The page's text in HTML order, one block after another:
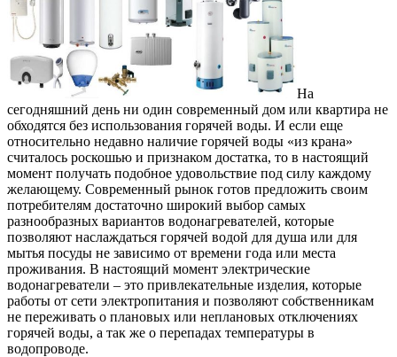
На
сегодняшний день ни один современный дом или квартира не
обходятся без использования горячей воды. И если еще
относительно недавно наличие горячей воды «из крана»
считалось роскошью и признаком достатка, то в настоящий
момент получать подобное удовольствие под силу каждому
желающему. Современный рынок готов предложить своим
потребителям достаточно широкий выбор самых
разнообразных вариантов водонагревателей, которые
позволяют наслаждаться горячей водой для душа или для
мытья посуды не зависимо от времени года или места
проживания. В настоящий момент электрические
водонагреватели – это привлекательные изделия, которые
работы от сети электропитания и позволяют собственникам
не переживать о плановых или неплановых отключениях
горячей воды, а так же о перепадах температуры в
водопроводе.